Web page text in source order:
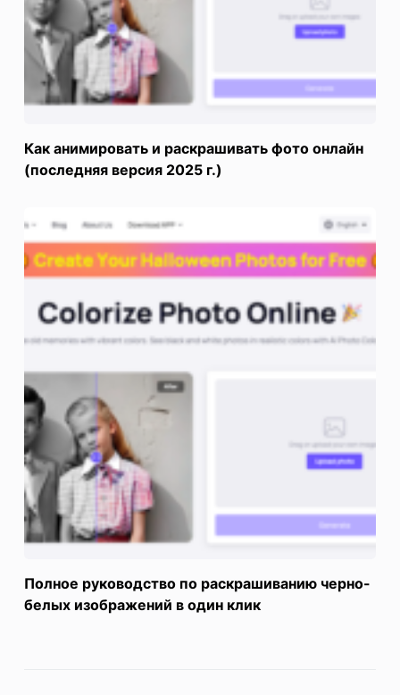
Как анимировать и раскрашивать фото онлайн
(последняя версия 2025 г.)
Полное руководство по раскрашиванию черно-
белых изображений в один клик